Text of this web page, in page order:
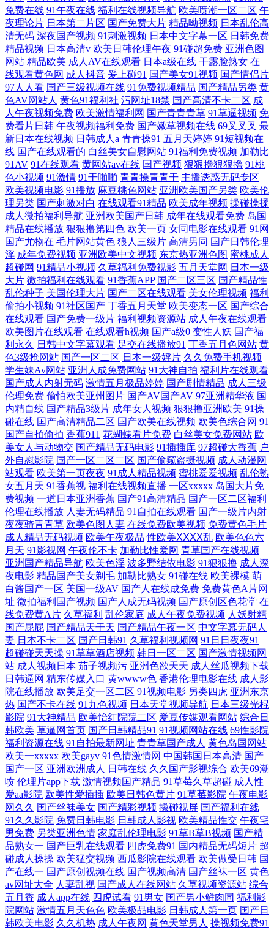
免费在线 91午夜在线 福利在线视频导航 欧美喷潮一区二区 午
夜理论片 日本第二片区 国产免费大片 精品呦视频 日本乱伦高
清无码 深夜国产视频 91刺激视频 日本中文字幕一区 日韩免费
精品视频 日本高清v 欧美日韩伦理午夜 91碰超免费 亚洲色图
网站 精品欧美 成人AV在线观看 日本a级在线 干露脸熟女 在
线观看黄色网 成人抖音 爰上碰91 国产美女91视频 国产情侣片
97人人看 国产三级视频在线 91免费视频精品 国产精品另类 黄
色AV网站人 黄色91福利社 污网址18禁 国产高清不卡二区 成
人午夜视频免费 欧美激情福利网 国产青青青草 91草逼视频 免
费看片日韩 午夜视频福利免费 国产嫩草视频在线 69叉叉叉 最
新日本在线视频 日韩成人a 青青操91 五月天婷婷 91短视频在
线 国产在线观看的 白丝美女自慰网站 91福利免费视频 加勒比
91AV 91在线观看 黄网站av在线 国产视频 狠狠擼狠狠擼 91桃
色小视频 91激情 91干啪啪 青青操青青干 主播诱惑无码专区
欧美视频电影 91播放 麻豆桃色网站 亚洲欧美国产另类 欧美伦
理另类 国产刺激对白 在线观看91精品 欧美成年视频 操碰操揉
成人微拍福利导航 亚洲欧美国产日韩 成年在线观看免费 岛国
精品在线播放 狠狠撸第四色 欧美一页 女同电影在线观看 91网
国产尤物在 毛片网站黄色 狼人三级片 高清男同 国产日韩伦理
淫 成年免费视频 亚洲欧美中文视频 东京热亚洲色图 蜜桃成人
超碰网 91精品小视频 久草福利免费视影 五月天堂网 日本一级
大片 微拍福利在线观看 91香蕉APP 国产二区三区 国产精品性
乱伦种子 美国伦理大片 国产二区在线观看 美女伦理视频 福利
偷拍小视频 91社区国产 丁香五月天堂 欧美变态一区 国产综合
在线观看 国产免费一级片 福利视频资源站 成人午夜在线观看
欧美图片在线观看 在线观看h视频 国产a级0 变性人妖 国产福
利永久
日韩中文字幕观看 足交在线播放91 丁香五月色网站 黄
色3级抢网站 国产一区二区 日本一级婬片 久久免费手机视频
学生妹Av网站 亚洲人成免费网站 91大神自拍 福利片在线观看
国产成人内射无码 激情五月极品婷婷 国产剧情精品 成人三级
伦理免费 偷怕欧美亚州图片 国产AV国产AV 97亚洲精华液 国
内精自线 国产精品3级片 成年女人视频 狠狠撸亚洲欧美 91操
碰在线 国产高清精品二区 国产欧美在线视频 欧美色综合网 91
国产自拍偷拍 香蕉911 花蝴蝶看片免费 白丝美女免费网站 欧
美女人与动物交 国产精品无码电影 91插插库 97超碰大香蕉 户
外自慰影院 国产一区二区二区 国产偷窥盗摄视频 成人动漫网
站观看 欧美第一页夜夜 91成人精品视频 蜜桃爱爱视频 乱伦熟
女五月天 91香蕉视 福利在线视频直播 一区xxxxx 岛国大片免
费视频 一道日本亚洲香蕉 国产91高清精品 国产一区二区福利
伦理在线播放 人妻无码精品 91自拍在线观看 国产一级片内射
夜夜骑青青草 欧美色图人妻 在线免费欧美视频 免费黄色毛片
成人精品无码视频 欧美午夜极品 性欧美ⅩⅩⅩⅩ乱 欧美色色六
月天 91影视网 午夜伦不卡 加勒比性爱网 青草国产在线视频
亚洲国产精品导航 欧美色淫 波多野结依电影 91狠狠撸 成人深
夜电影 精品国产美女剃毛 加勒比熟女 91碰在线 欧美裸模 萌
白酱国产一区 美国一级AV 国产人在线成免费 免费黄色A片网
址 微拍福利国产视频 国产人成无码视频 国产原创区色花堂 在
线免费黄A片 久草福利 乱伦家庭 成人午夜免费视频 人妖射精
国产屁屁 国产精品天干天 国产精品午夜一区 中文字幕无码人
妻 日本不卡二区 国产日韩91 久草福利视频网 91日日夜夜91
超碰碰天天操 91草草酒店视频 韩日一区二区 国产激情视频网
站 成人视频日本 茄子视频污 亚洲色欲天天 成人丝瓜视频下载
日韩逼网 精东传媒入口 黄wwww色 香港伦理电影在线 成人影
院在线播放 欧美足交一区二区 91视频电影 另类四虎 亚洲东京
热 国产不卡在线 91九色视频 日本天堂视频导航 日本三级光棍
影院 91大神精品 欧美怡红院院二区 爱豆传媒观看网站 综合日
韩欧美 草逼网首页 国产日韩精品91 91视频网站在线 69性影院
福利资源在线 91自拍最新网址 青青草国产成人 黄色岛国网站
欧美一xxxxx 欧美gayv 91色情激情网 中国韩国日本高清 国产
国产一区 亚洲欧洲成人 日韩在线 久久国产影视综合 欧美69潮
喷 伦理片app下载 激情视频国产精品 91草莓久草超碰 成人性
爱aa影院 欧美性爱插插 欧美日韩色黄片 91草莓影院 午夜电影
网久久 国产丝袜美女 国产精彩视频 操碰视屏 国产福利在线
91久久影院 免费日韩电影 日韩成人影视 欧美精品性交 午夜宅
男免费 另类亚洲色情 家庭乱伦理电影 91草B草B视频 国产精
品熟女一 国产巨乳在线观看 四虎免费91 国内精品无码短片 超
碰成人操操 欧美猛交视频 西瓜影院在线观看 欧美做受日韩 国
产在线一 国产原创视频在线 国产视频高清 国产丝袜一区 黄色
av网址大全 人妻乱视 国产成人在线网站 久草视频资源站 综合
五月香 成人app在线 四虎试看 91男女 国产男小鲜肉同 福利影
院网站 激情五月天色色 欧美极品电影 日韩成人第一页 国产日
韩欧美电影 久久机热 成人午夜网 黄色天堂男人 操视频免费91